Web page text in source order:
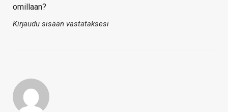
omillaan?
Kirjaudu sisään vastataksesi